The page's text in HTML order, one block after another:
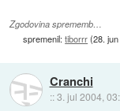
Zgodovina sprememb…
spremenil:tiborrr(28.
Cranchi
::3. jul 2004,